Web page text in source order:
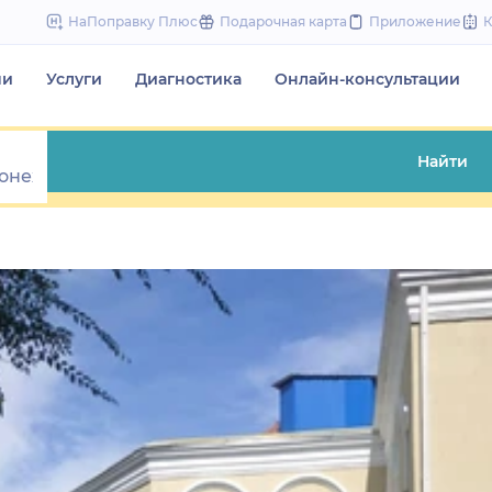
to
НаПоправку Плюс Подарочная карта Приложение
Услуги Диагностика Онлайн-консультации
Найти